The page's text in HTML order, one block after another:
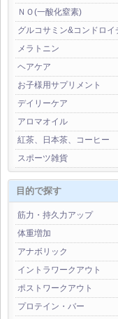
ＮＯ(一酸化窒素)
グルコサミン&コンドロイ
メラトニン
ヘアケア
お子様用サプリメント
デイリーケア
アロマオイル
紅茶、日本茶、コーヒー
スポーツ雑貨
目的で探す
筋力・持久力アップ
体重増加
アナボリック
イントラワークアウト
ポストワークアウト
プロテイン・バー